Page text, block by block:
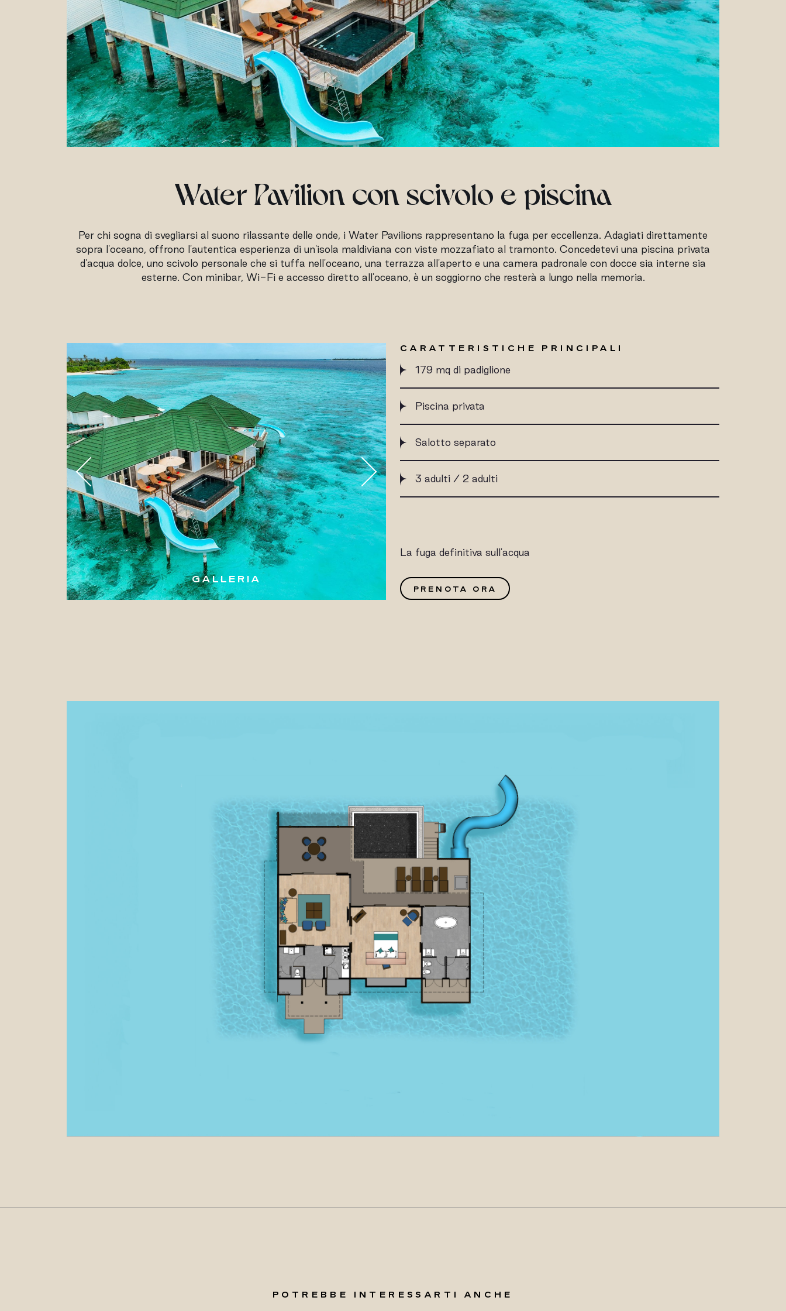
Water Pavilion con scivolo e piscina
Per chi sogna di svegliarsi al suono rilassante delle onde, i Water Pavilions rappresentano la fuga per eccellenza. Adagiati direttamente
sopra l'oceano, offrono l'autentica esperienza di un'isola maldiviana con viste mozzafiato al tramonto. Concedetevi una piscina privata
d'acqua dolce, uno scivolo personale che si tuffa nell'oceano, una terrazza all'aperto e una camera padronale con docce sia interne sia
esterne. Con minibar, Wi-Fi e accesso diretto all'oceano, è un soggiorno che resterà a lungo nella memoria.
GALLERIA
CARATTERISTICHE PRINCIPALI
179 mq di padiglione
Piscina privata
Salotto separato
3 adulti / 2 adulti
La fuga definitiva sull'acqua
PRENOTA ORA
POTREBBE INTERESSARTI ANCHE